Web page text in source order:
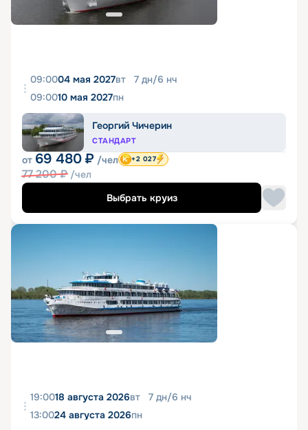
09:0004 мая 2027вт 7 дн/6 нч
09:0010 мая 2027пн
Георгий Чичерин
СТАНДАРТ
от 69 480 ₽ /чел
77 200₽ /чел
+2 027
Выбрать круиз
19:0018 августа 2026вт 7 дн/6 нч
13:0024 августа 2026пн